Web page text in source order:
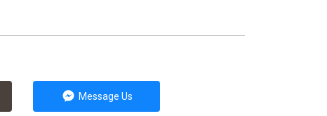
Message Us